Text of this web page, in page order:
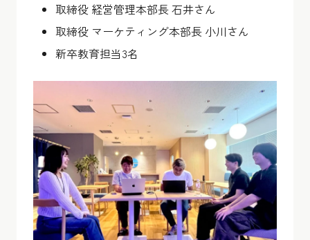
取締役 経営管理本部長 石井さん
取締役 マーケティング本部長 小川さん
新卒教育担当3名